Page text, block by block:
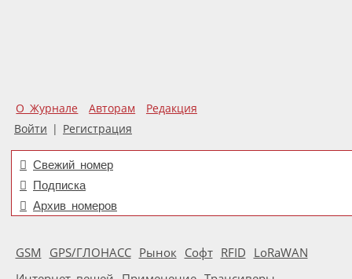
О Журнале Авторам
Редакция
Войти | Регистрация
Свежий номер
Подписка
Архив номеров
GSM GPS/ГЛОНАСС Рынок Софт RFID LoRaWAN